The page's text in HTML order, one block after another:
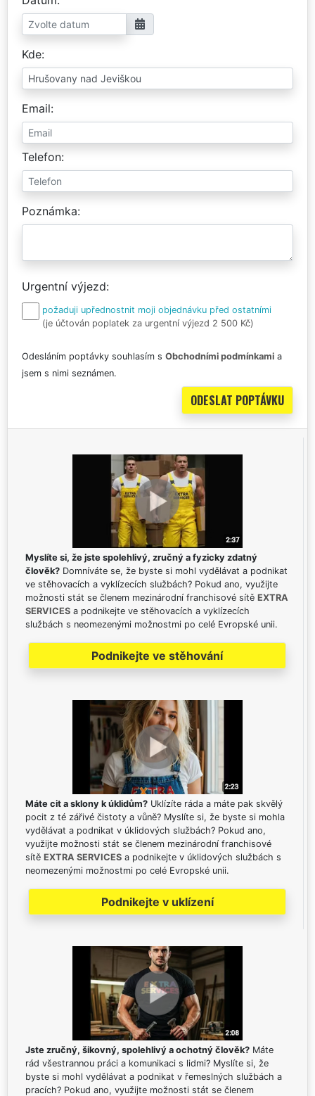
Kde
Email
Telefon
Poznámka
Urgentní výjezd
požaduji upřednostnit moji objednávku před ostatními
(je účtován poplatek za urgentní výjezd 2 500 Kč)
Odesláním poptávky souhlasím s Obchodními podmínkami a
jsem s nimi seznámen.
Myslíte si, že jste spolehlivý, zručný a fyzicky zdatný
člověk? Domníváte se, že byste si mohl vydělávat a podnikat
ve stěhovacích a vyklízecích službách? Pokud ano, využijte
možnosti stát se členem mezinárodní franchisové sítě EXTRA
SERVICES a podnikejte ve stěhovacích a vyklízecích
službách s neomezenými možnostmi po celé Evropské unii.
Podnikejte ve stěhování
Máte cit a sklony k úklidům? Uklízíte ráda a máte pak skvělý
pocit z té zářivé čistoty a vůně? Myslíte si, že byste si mohla
vydělávat a podnikat v úklidových službách? Pokud ano,
využijte možnosti stát se členem mezinárodní franchisové
sítě EXTRA SERVICES a podnikejte v úklidových službách s
neomezenými možnostmi po celé Evropské unii.
Podnikejte v uklízení
Jste zručný, šikovný, spolehlivý a ochotný člověk? Máte
rád všestrannou práci a komunikaci s lidmi? Myslíte si, že
byste si mohl vydělávat a podnikat v řemeslných službách a
pracích? Pokud ano, využijte možnosti stát se členem